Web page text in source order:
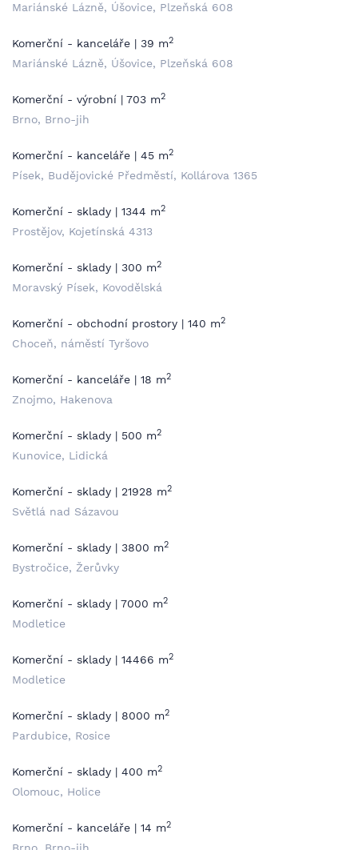
Mariánské Lázně, Úšovice, Plzeňská 608
Komerční - kanceláře | 39 m2
Mariánské Lázně, Úšovice, Plzeňská 608
Komerční - výrobní | 703 m2
Brno, Brno-jih
Komerční - kanceláře | 45 m2
Písek, Budějovické Předměstí, Kollárova 1365
Komerční - sklady | 1344 m2
Prostějov, Kojetínská 4313
Komerční - sklady | 300 m2
Moravský Písek, Kovodělská
Komerční - obchodní prostory | 140 m2
Choceň, náměstí Tyršovo
Komerční - kanceláře | 18 m2
Znojmo, Hakenova
Komerční - sklady | 500 m2
Kunovice, Lidická
Komerční - sklady | 21928 m2
Světlá nad Sázavou
Komerční - sklady | 3800 m2
Bystročice, Žerůvky
Komerční - sklady | 7000 m2
Modletice
Komerční - sklady | 14466 m2
Modletice
Komerční - sklady | 8000 m2
Pardubice, Rosice
Komerční - sklady | 400 m2
Olomouc, Holice
Komerční - kanceláře | 14 m2